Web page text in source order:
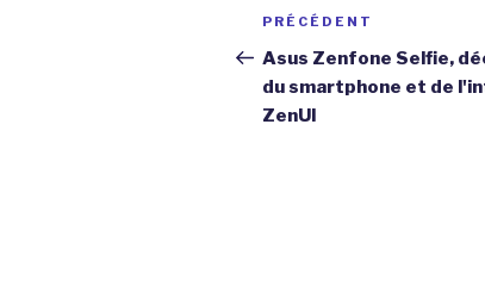
Navigation
de
l’article
Article
précédent
PRÉCÉDENT
Asus Zenfone Selfie,
du smartphone et de
ZenUI